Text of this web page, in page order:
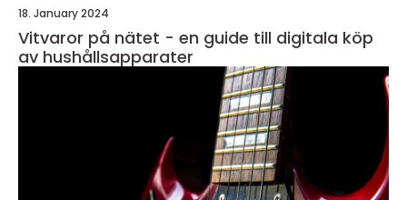
18. January 2024
Vitvaror på nätet - en guide till digitala köp
av hushållsapparater